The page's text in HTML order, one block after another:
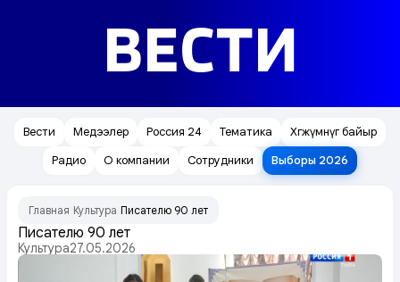
ВЕСТИ
Вести Медээлер Россия 24 Тематика
Хөгжүмнүг байыр
Радио
О компании Сотрудники Выборы 2026
Главная Культура Писателю 90 лет
Писателю 90 лет
Культура27.05.2026